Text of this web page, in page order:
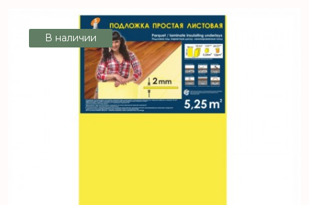
В наличии